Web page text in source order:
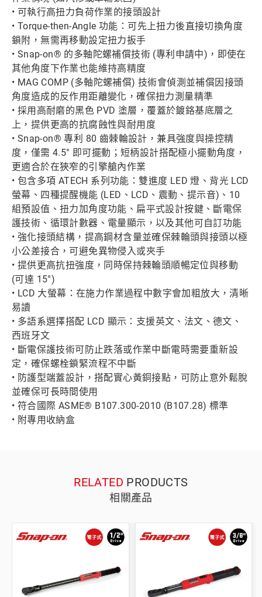
• 可執行高扭力負荷作業的接頭設計
• Torque-then-Angle 功能：可先上扭力後直接切換角度
鎖附，無需再移動設定扭力扳手
• Snap-on® 的多軸陀螺補償技術 (專利申請中)，即使在
其他角度下作業也能維持高精度
• MAG COMP (多軸陀螺補償) 技術會偵測並補償因接頭
角度造成的反作用距離變化，確保扭力測量精準
• 採用高耐磨的黑色 PVD 塗層，覆蓋於鍍鉻基底層之
上，提供更高的抗腐蝕性與耐用度
• Snap-on® 專利 80 齒棘輪設計，兼具強度與操控精
度，僅需 4.5° 即可擺動；短柄設計搭配極小擺動角度，
更適合於在狹窄的引擎艙內作業
• 包含多項 ATECH 系列功能：雙進度 LED 燈、背光 LCD
螢幕、四種提醒機能 (LED、LCD、震動、提示音)、10
組預設值、扭力加角度功能、扁平式設計按鍵、斷電保
護技術、循環計數器、電量顯示，以及其他可自訂功能
• 強化接頭結構，提高鋼材含量並確保棘輪頭與接頭以極
小公差接合，可避免異物侵入或夾手
• 提供更高抗扭強度，同時保持棘輪頭順暢定位與移動
(可達 15°)
• LCD 大螢幕：在施力作業過程中數字會加粗放大，清晰
易讀
• 多語系選擇搭配 LCD 顯示：支援英文、法文、德文、
西班牙文
• 斷電保護技術可防止跌落或作業中斷電時需要重新設
定，確保螺栓鎖緊流程不中斷
• 防護型端蓋設計，搭配實心黃銅接點，可防止意外鬆脫
並確保可長時間使用
• 符合國際 ASME® B107.300-2010 (B107.28) 標準
• 附專用收納盒
RELATED PRODUCTS
相關產品